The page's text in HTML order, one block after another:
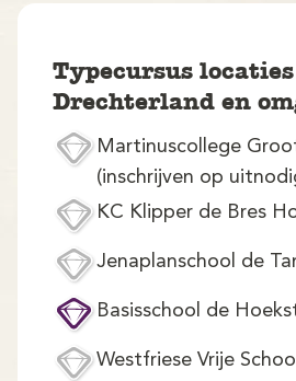
Typecursus
Drechterland en
Martinuscollege
(inschrijven op
KC Klipper de Bres
Jenaplanschool de
Basisschool de
Westfriese Vrije